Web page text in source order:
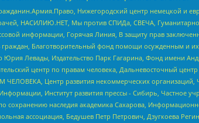
Нижегородский центр немецкой и
НАСИЛИЮ.НЕТ, Мы против СПИДа, СВЕЧА,
информации, Горячая Линия, В защиту прав
Благотворительный фонд помощи осужденным и
Юрия Левады, Издательство Парк Гагарина, Фонд имени
центр по правам человека, Дальневосточный
Центр развития некоммерческих организаций,
Институт развития прессы - Сибирь, Частное
сохранению наследия академика Сахарова,
ассоциация, Бедушев Петр Петрович, Дзугкоева